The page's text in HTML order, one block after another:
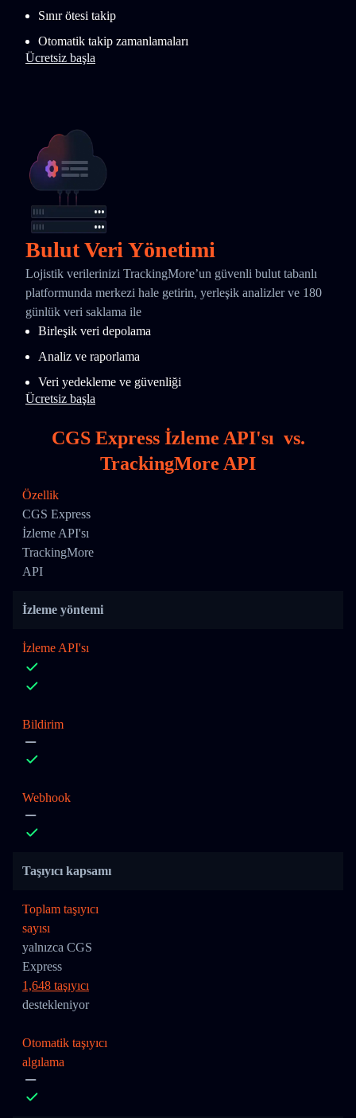
Sınır ötesi takip
Otomatik takip zamanlamaları
Ücretsiz başla
Bulut Veri Yönetimi
Lojistik verilerinizi TrackingMore’un güvenli bulut tabanlı
platformunda merkezi hale getirin, yerleşik analizler ve 180
günlük veri saklama ile
Birleşik veri depolama
Analiz ve raporlama
Veri yedekleme ve güvenliği
Ücretsiz başla
CGS Express İzleme API'sı vs.
TrackingMore API
Özellik
CGS Express
İzleme API'sı
TrackingMore
API
İzleme yöntemi
İzleme API'sı
Bildirim
Webhook
Taşıyıcı kapsamı
Toplam taşıyıcı
sayısı
yalnızca CGS
Express
1,648 taşıyıcı
destekleniyor
Otomatik taşıyıcı
algılama